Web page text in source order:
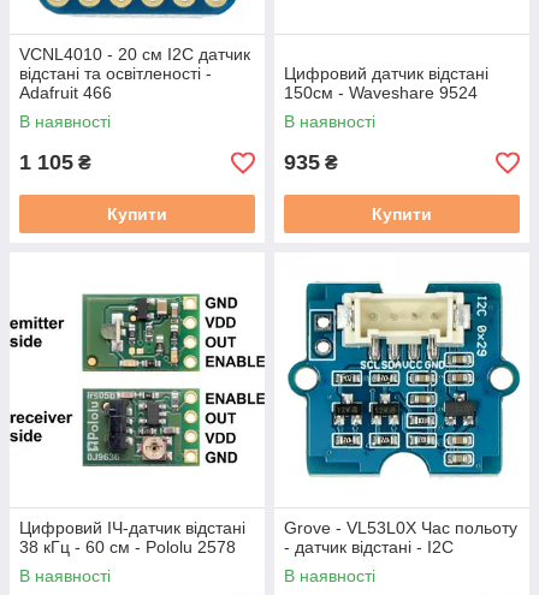
VCNL4010 - 20 см I2C датчик
відстані та освітленості -
Adafruit 466
В наявності
1 105 ₴
Купити
Цифровий датчик відстані
150см - Waveshare 9524
В наявності
935 ₴
Купити
Цифровий ІЧ-датчик відстані
38 кГц - 60 см - Pololu 2578
В наявності
Grove - VL53L0X Час польоту
- датчик відстані - I2C
В наявності